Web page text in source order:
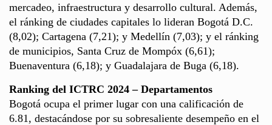
mercadeo, infraestructura y desarrollo cultural. Además,
el ránking de ciudades capitales lo lideran Bogotá D.C.
(8,02); Cartagena (7,21); y Medellín (7,03); y el ránking
de municipios, Santa Cruz de Mompóx (6,61);
Buenaventura (6,18); y Guadalajara de Buga (6,18).
Ranking del ICTRC 2024 – Departamentos
Bogotá ocupa el primer lugar con una calificación de
6.81, destacándose por su sobresaliente desempeño en el